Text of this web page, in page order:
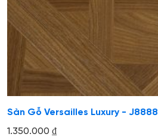
Sàn Gỗ Versailles Luxury - J8888
1.350.000 ₫